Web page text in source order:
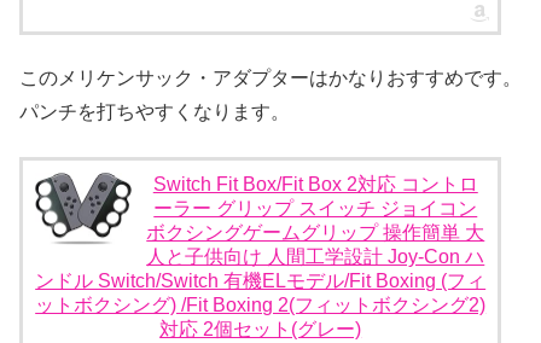
このメリケンサック・アダプターはかなりおすすめです。
パンチを打ちやすくなります。
Switch Fit Box/Fit Box 2対応 コントロ
ーラー グリップ スイッチ ジョイコン
ボクシングゲームグリップ 操作簡単 大
人と子供向け 人間工学設計 Joy-Con ハ
ンドル Switch/Switch 有機ELモデル/Fit Boxing (フィ
ットボクシング) /Fit Boxing 2(フィットボクシング2)
対応 2個セット(グレー)